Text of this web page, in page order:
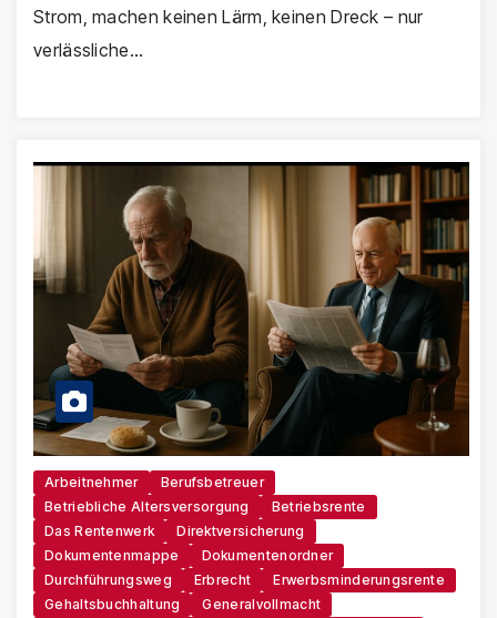
Strom, machen keinen Lärm, keinen Dreck – nur
verlässliche…
Arbeitnehmer
Berufsbetreuer
Betriebliche Altersversorgung
Betriebsrente
Das Rentenwerk
Direktversicherung
Dokumentenmappe
Dokumentenordner
Durchführungsweg
Erbrecht
Erwerbsminderungsrente
Gehaltsbuchhaltung
Generalvollmacht